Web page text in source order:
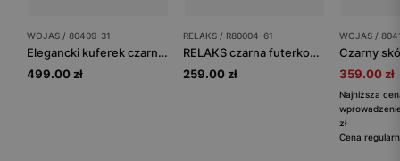
WOJAS / 80409-31
Elegancki kuferek czarny lakierowany
499.00 zł
RELAKS / R80004-61
RELAKS czarna futerkowa torebka kuferek
259.00 zł
WOJAS /
359.00 zł
Najniższa
zł
Cena